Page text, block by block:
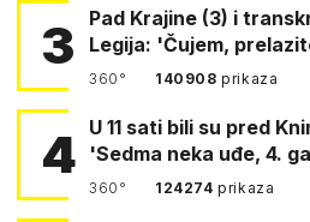
3
Pad Krajine (3) i
Legija: 'Čujem,
360° 140908prikaza
4 U 11 sati bili su pred Kninom. Gotovina:
'Sedma neka uđe, 4.
360° 124274prikaza